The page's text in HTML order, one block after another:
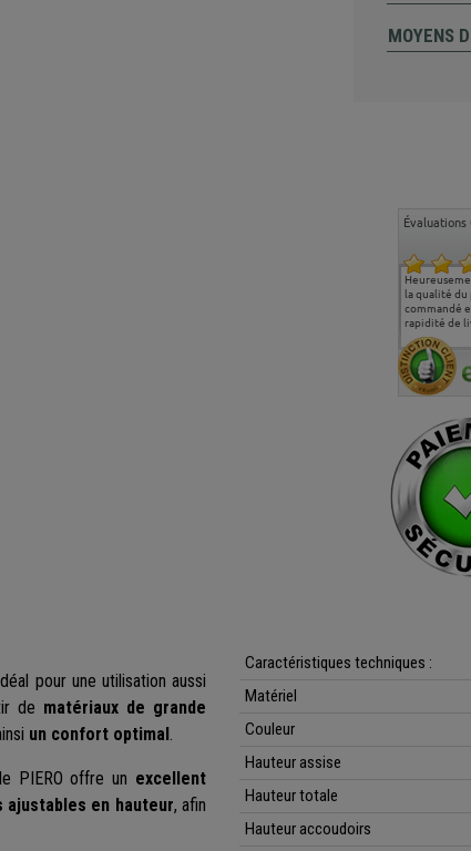
MOYENS
Évaluations
la qualité
commandé
rapidité de
pour une utilisation aussi
de matériaux de grande
un confort optimal.
PIERO offre un excellent
ajustables en hauteur, afin
Caractéristiques techniques :
Matériel
Couleur
Hauteur assise
Hauteur totale
Hauteur accoudoirs